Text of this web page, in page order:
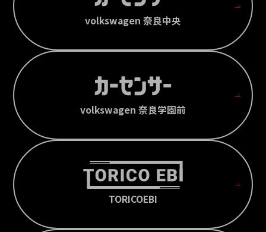
volkswagen 奈良中央
volkswagen 奈良学園前
TORICOEBI